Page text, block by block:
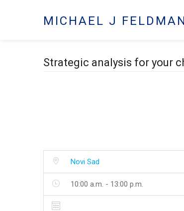
MICHAEL J
Strategic analysis for your
Novi Sad
10:00 a.m. - 13:00 p.m.